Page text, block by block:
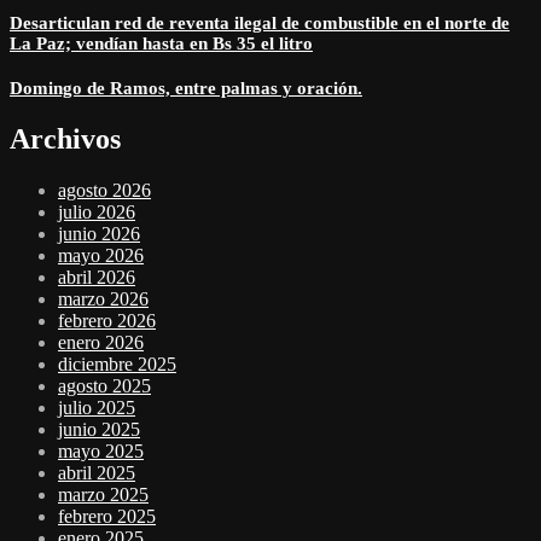
Desarticulan red de reventa ilegal de combustible en el norte de
La Paz; vendían hasta en Bs 35 el litro
Domingo de Ramos, entre palmas y oración.
Archivos
agosto 2026
julio 2026
junio 2026
mayo 2026
abril 2026
marzo 2026
febrero 2026
enero 2026
diciembre 2025
agosto 2025
julio 2025
junio 2025
mayo 2025
abril 2025
marzo 2025
febrero 2025